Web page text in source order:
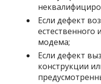
Если дефект
естественного
модема;
Если дефект
конструкции